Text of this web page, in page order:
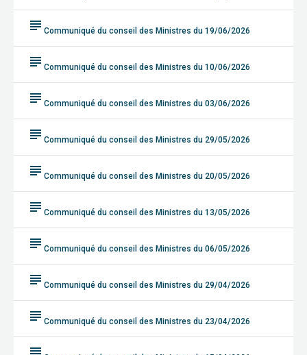
subject Communiqué du conseil des Ministres du 19/06/2026
subject Communiqué du conseil des Ministres du 10/06/2026
subject Communiqué du conseil des Ministres du 03/06/2026
subject Communiqué du conseil des Ministres du 29/05/2026
subject Communiqué du conseil des Ministres du 20/05/2026
subject Communiqué du conseil des Ministres du 13/05/2026
subject Communiqué du conseil des Ministres du 06/05/2026
subject Communiqué du conseil des Ministres du 29/04/2026
subject Communiqué du conseil des Ministres du 23/04/2026